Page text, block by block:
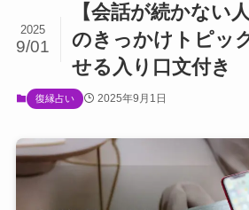
【会話が続かない
のきっかけトピッ
せる入り口文付き
2025
9/01
復縁占い 2025年9月1日